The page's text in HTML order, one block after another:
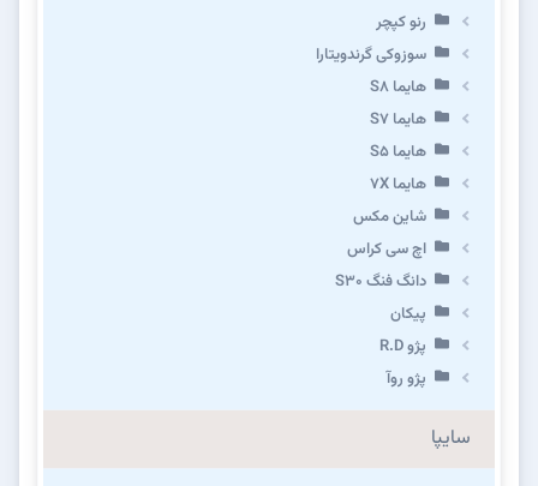
رنو کپچر
سوزوکی گرندویتارا
هایما S8
هایما S7
هایما S5
هایما 7X
شاین مکس
اچ سی کراس
دانگ فنگ S30
پیکان
پژو R.D
پژو روآ
سایپا